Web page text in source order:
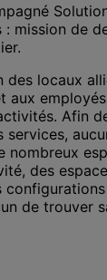
mission de
des locaux
aux
Afin
nombreux
des
de trouver